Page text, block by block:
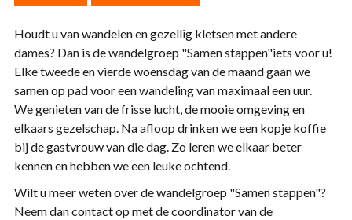
Houdt u van wandelen en gezellig kletsen met andere
dames? Dan is de wandelgroep "Samen stappen"iets voor u!
Elke tweede en vierde woensdag van de maand gaan we
samen op pad voor een wandeling van maximaal een uur.
We genieten van de frisse lucht, de mooie omgeving en
elkaars gezelschap. Na afloop drinken we een kopje koffie
bij de gastvrouw van die dag. Zo leren we elkaar beter
kennen en hebben we een leuke ochtend.
Wilt u meer weten over de wandelgroep "Samen stappen"?
Neem dan contact op met de coordinator van de